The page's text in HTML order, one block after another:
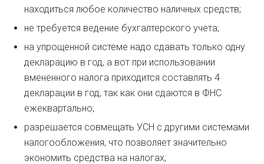
находиться любое количество наличных средств;
не требуется ведение бухгалтерского учета;
на упрощенной системе надо сдавать только одну
декларацию в год, а вот при использовании
вмененного налога приходится составлять 4
декларации в год, так как они сдаются в ФНС
ежеквартально;
разрешается совмещать УСН с другими системами
налогообложения, что позволяет значительно
экономить средства на налогах;